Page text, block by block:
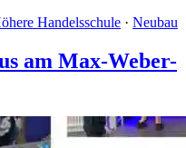
Handelsschule · Neubau
am Max-Weber-